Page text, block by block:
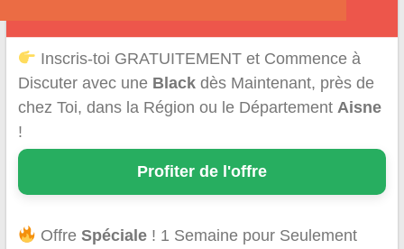
Inscris-toi GRATUITEMENT et Commence à
Discuter avec une Blackdès Maintenant, près de
chez Toi, dans la Région ou le Département Aisne
!
Profiter de l'offre
OffreSpéciale ! 1 Semaine pour Seulement